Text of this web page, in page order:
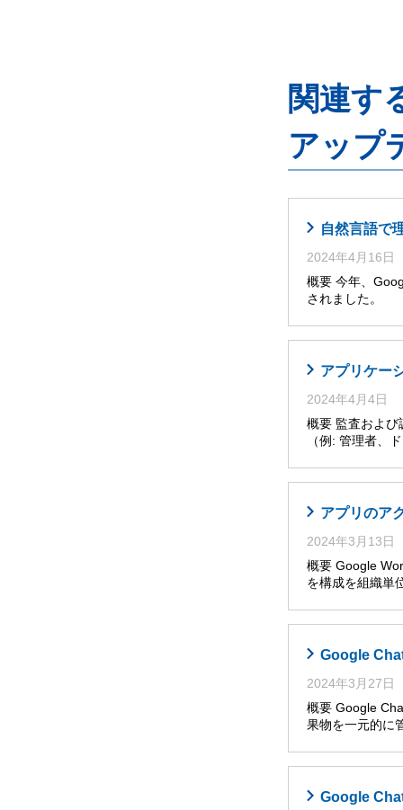
関連す
アップ
自然言語で
2024年4月16日
概要 今年、
されました。
アプリケー
2024年4月4日
概要 監査および
（例: 管理者、
アプリのア
2024年3月13日
概要 Google
を構成を組織単
Google
2024年3月27日
概要 Google
果物を一元的に
Google